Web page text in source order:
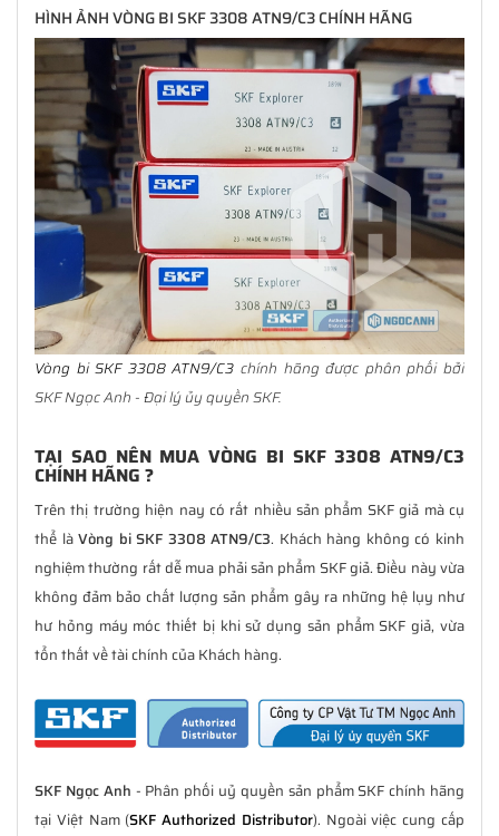
HÌNH ẢNH VÒNG BI SKF 3308 ATN9/C3 CHÍNH HÃNG
Vòng bi SKF 3308 ATN9/C3 chính hãng được phân phối bởi
SKF Ngọc Anh - Đại lý ủy quyền SKF.
TẠI SAO NÊN MUA VÒNG BI SKF 3308 ATN9/C3
CHÍNH HÃNG ?
Trên thị trường hiện nay có rất nhiều sản phẩm SKF giả mà cụ
thể làVòng bi SKF 3308 ATN9/C3. Khách hàng không có kinh
nghiệm thường rất dễ mua phải sản phẩm SKF giả. Điều này vừa
không đảm bảo chất lượng sản phẩm gây ra những hệ lụy như
hư hỏng máy móc thiết bị khi sử dụng sản phẩm SKF giả, vừa
tổn thất về tài chính của Khách hàng.
SKF Ngọc Anh - Phân phối uỷ quyền sản phẩm SKF chính hãng
tại Việt Nam (SKF Authorized Distributor). Ngoài việc cung cấp